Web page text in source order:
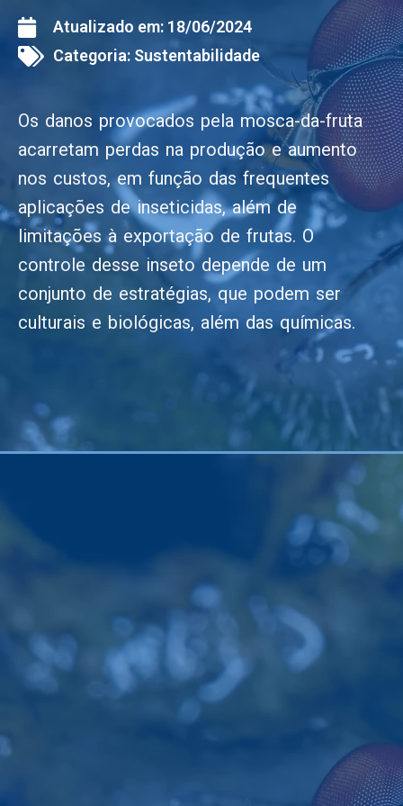
Atualizado em: 18/06/2024
Categoria: Sustentabilidade
Os danos provocados pela mosca-da-fruta
acarretam perdas na produção e aumento
nos custos, em função das frequentes
aplicações de inseticidas, além de
limitações à exportação de frutas. O
controle desse inseto depende de um
conjunto de estratégias, que podem ser
culturais e biológicas, além das químicas.